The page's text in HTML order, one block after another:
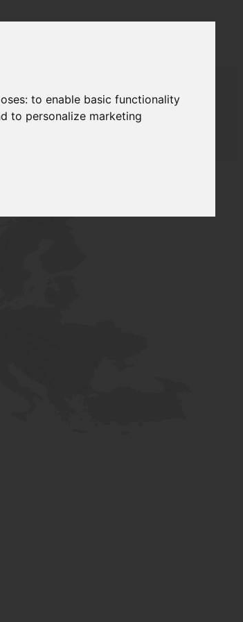
to enable basic functionality
to personalize marketing